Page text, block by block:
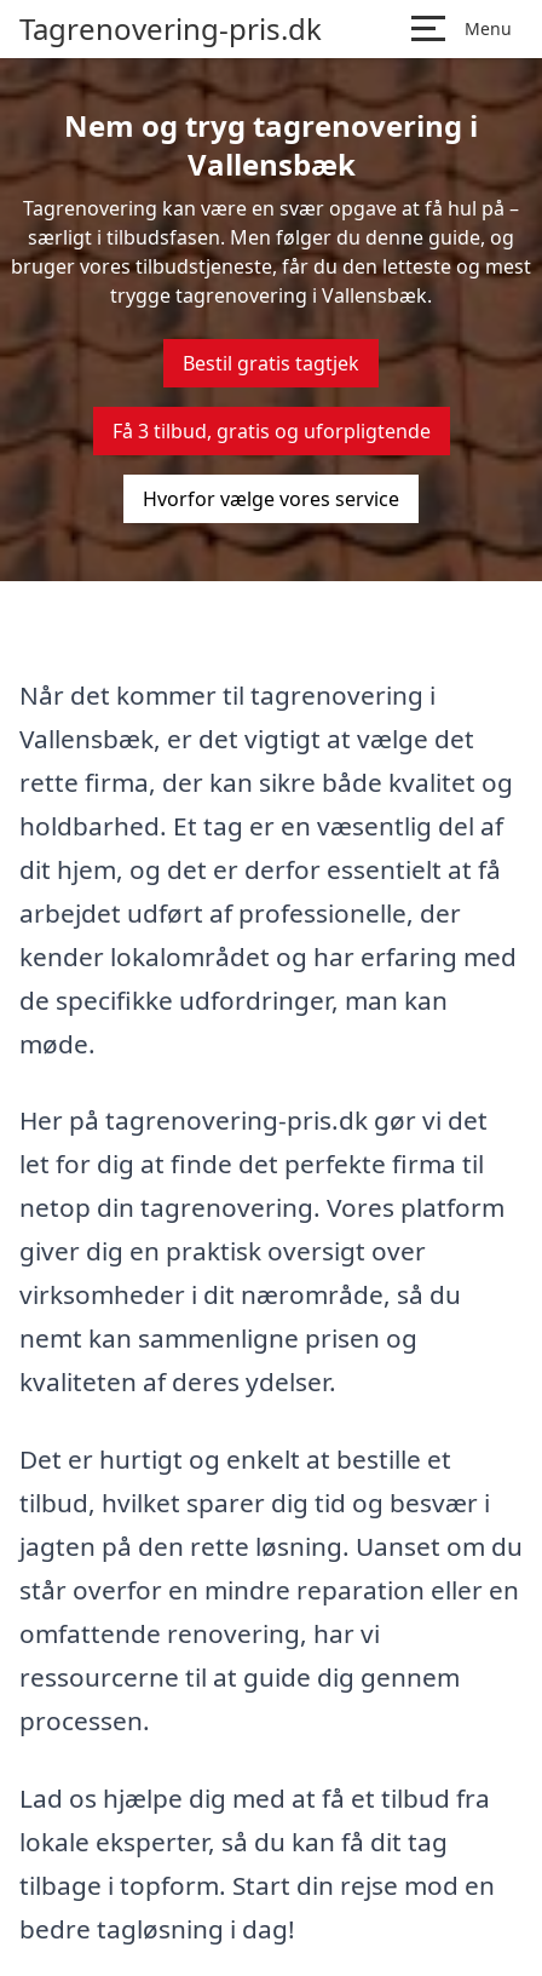
Tagrenovering-pris.dk Menu
Nem og tryg tagrenovering i
Vallensbæk
Tagrenovering kan være en svær opgave at få hul på –
særligt i tilbudsfasen. Men følger du denne guide, og
bruger vores tilbudstjeneste, får du den letteste og mest
trygge tagrenovering i Vallensbæk.
Bestil gratis tagtjek
Få 3 tilbud, gratis og uforpligtende
Hvorfor vælge vores service
Når det kommer til tagrenovering i
Vallensbæk, er det vigtigt at vælge det
rette firma, der kan sikre både kvalitet og
holdbarhed. Et tag er en væsentlig del af
dit hjem, og det er derfor essentielt at få
arbejdet udført af professionelle, der
kender lokalområdet og har erfaring med
de specifikke udfordringer, man kan
møde.
Her på tagrenovering-pris.dk gør vi det
let for dig at finde det perfekte firma til
netop din tagrenovering. Vores platform
giver dig en praktisk oversigt over
virksomheder i dit nærområde, så du
nemt kan sammenligne prisen og
kvaliteten af deres ydelser.
Det er hurtigt og enkelt at bestille et
tilbud, hvilket sparer dig tid og besvær i
jagten på den rette løsning. Uanset om du
står overfor en mindre reparation eller en
omfattende renovering, har vi
ressourcerne til at guide dig gennem
processen.
Lad os hjælpe dig med at få et tilbud fra
lokale eksperter, så du kan få dit tag
tilbage i topform. Start din rejse mod en
bedre tagløsning i dag!